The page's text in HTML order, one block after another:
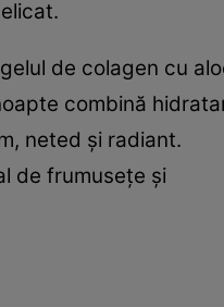
de colagen cu
combină
neted și radiant.
de frumusețe și